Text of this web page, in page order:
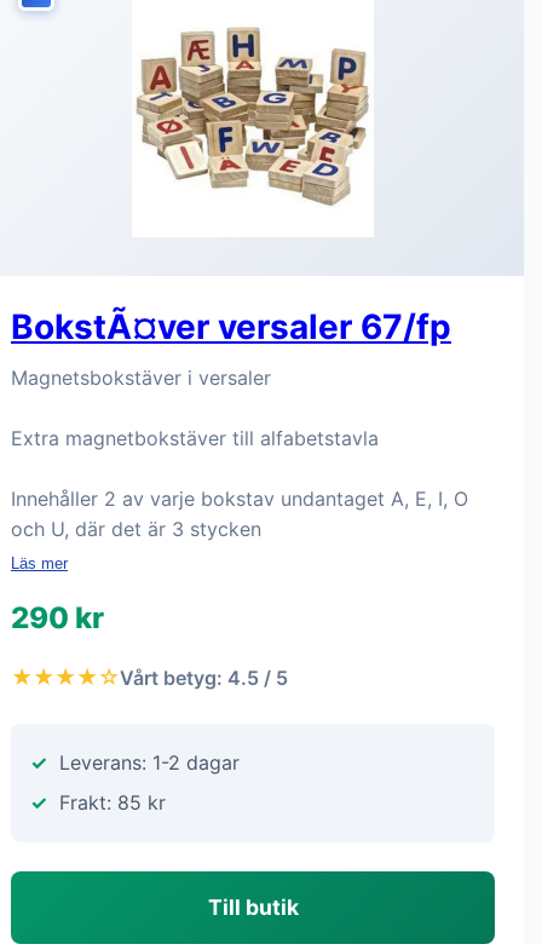
BokstÃ¤ver versaler 67/fp
Magnetsbokstäver i versaler
Extra magnetbokstäver till alfabetstavla
Innehåller 2 av varje bokstav undantaget A, E, I, O
och U, där det är 3 stycken
Läs mer
290 kr
★★★★☆Vårt betyg: 4.5 / 5
Leverans: 1-2 dagar
Frakt: 85 kr
Till butik